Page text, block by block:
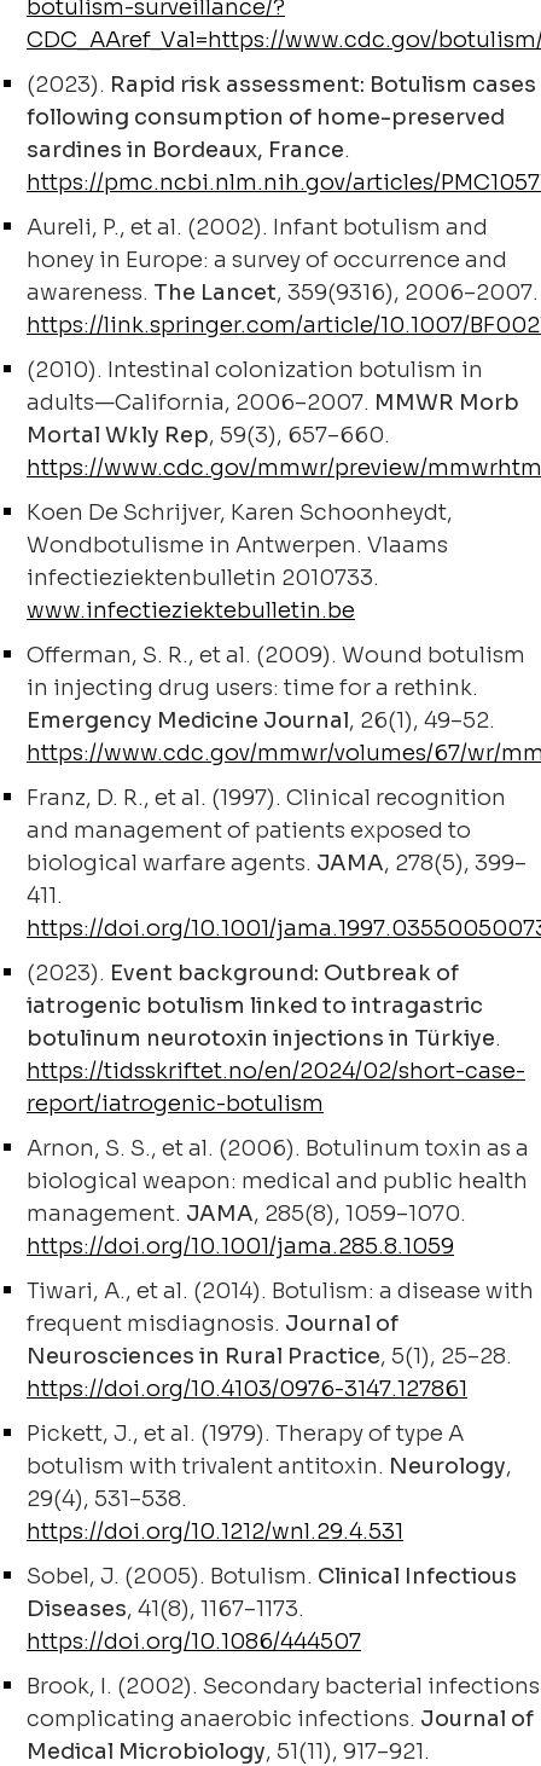
botulism-surveillance/?
CDC_AAref_Val=https://www.cdc.gov/
(2023). Rapid risk assessment: Botulism cases
following consumption of home-preserved
sardines in Bordeaux, France.
https://pmc.ncbi.nlm.nih.gov/articles/
Aureli, P., et al. (2002). Infant botulism and
honey in Europe: a survey of occurrence and
awareness. The Lancet, 359(9316), 2006–2007.
https://link.springer.com/article/10.1007/
(2010). Intestinal colonization botulism in
adults—California, 2006–2007. MMWR Morb
Mortal Wkly Rep, 59(3), 657–660.
https://www.cdc.gov/mmwr/preview/
Koen De Schrijver, Karen Schoonheydt,
Wondbotulisme in Antwerpen. Vlaams
infectieziektenbulletin 2010733.
www.infectieziektebulletin.be
Offerman, S. R., et al. (2009). Wound botulism
in injecting drug users: time for a rethink.
Emergency Medicine Journal, 26(1), 49–52.
https://www.cdc.gov/mmwr/volumes/67/wr/
Franz, D. R., et al. (1997). Clinical recognition
and management of patients exposed to
biological warfare agents. JAMA, 278(5), 399–
411.
https://doi.org/10.1001/
(2023). Event background: Outbreak of
iatrogenic botulism linked to intragastric
botulinum neurotoxin injections in Türkiye.
https://tidsskriftet.no/en/2024/02/short-case-
report/iatrogenic-botulism
Arnon, S. S., et al. (2006). Botulinum toxin as a
biological weapon: medical and public health
management. JAMA, 285(8), 1059–1070.
https://doi.org/10.1001/jama.285.8.1059
Tiwari, A., et al. (2014). Botulism: a disease with
frequent misdiagnosis. Journal of
Neurosciences in Rural Practice, 5(1), 25–28.
https://doi.org/10.4103/0976-3147.127861
Pickett, J., et al. (1979). Therapy of type A
botulism with trivalent antitoxin. Neurology,
29(4), 531–538.
https://doi.org/10.1212/wnl.29.4.531
Sobel, J. (2005). Botulism. Clinical Infectious
Diseases, 41(8), 1167–1173.
https://doi.org/10.1086/444507
Brook, I. (2002). Secondary bacterial infections
complicating anaerobic infections. Journal of
Medical Microbiology, 51(11), 917–921.